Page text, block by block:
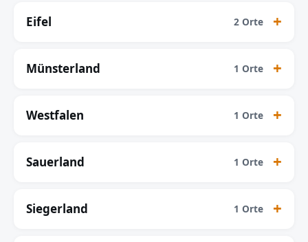
Eifel 2 Orte
Münsterland 1 Orte
Westfalen 1 Orte
Sauerland 1 Orte
Siegerland 1 Orte